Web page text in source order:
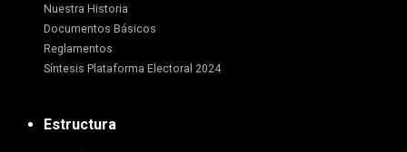
Nuestra Historia
Documentos Básicos
Reglamentos
Síntesis Plataforma Electoral 2024
Estructura